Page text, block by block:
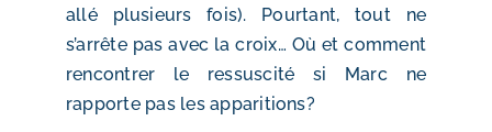
allé plusieurs fois). Pourtant, tout ne
s’arrête pas avec la croix… Où et comment
rencontrer le ressuscité si Marc ne
rapporte pas les apparitions?